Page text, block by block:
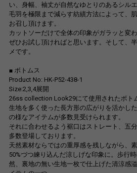
い、身幅、袖丈が自然なゆとりのあるシルエ
毛羽を極限まで減らす紡績方法によって、
お召し頂けます。
カットソーだけで全体の印象がガラッと変
ぜひお試し頂ければと思います。そして、
メです。
■ ボトムス
Product No: HK-P52-438-1
Size:2,3,4展開
26ss collection Look29にて使用されたボト
生地を多く使った長方形の広がりを活かし
の様なアイテムが多数見受けられます。
それに合わせるよう裾口はストレート、五
多数登場しております。
天然素材ならではの重厚感を残しながら、
50%づつ練り込んだ涼しげな印象に。歩行
然、裏地の無い生地一枚で仕上げた清涼感